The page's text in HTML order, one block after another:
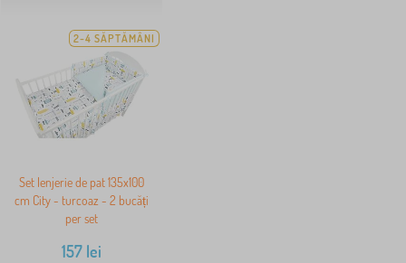
2-4 SĂPTĂMÂNI
Set lenjerie de pat 135x100
cm City - turcoaz - 2 bucăți
per set
157 lei